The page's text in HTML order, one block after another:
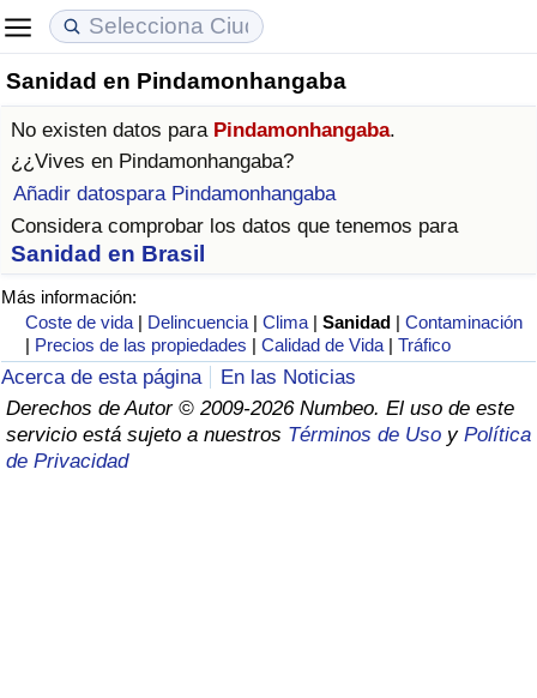
Sanidad en Pindamonhangaba
No existen datos para Pindamonhangaba.
¿¿Vives en Pindamonhangaba?
Añadir datospara Pindamonhangaba
Considera comprobar los datos que tenemos para
Sanidad en Brasil
Más información:
Coste de vida | Delincuencia |Clima |Sanidad |Contaminación
| Precios de las propiedades |Calidad de Vida |Tráfico
Acerca de esta página
En las Noticias
Derechos de Autor © 2009-2026 Numbeo. El uso de este
servicio está sujeto a nuestros Términos de Uso y Política
de Privacidad
Coste de vida
Índice de Costo de Vida (Actual)
Índice de Costo de Vida
Índice de costo de vida por país
en aqaba
Precios de las propiedades
Índice de Precios de Inmuebles (Actual)
Índice de Precios de Inmuebles
Índice de Precios de Inmuebles por País
Calidad de Vida
Índice de Calidad de Vida
Índice de Calidad de Vida (Actual)
Índice de calidad de vida por país
Delincuencia
Calificación del Índice de Criminalidad
(Actual)